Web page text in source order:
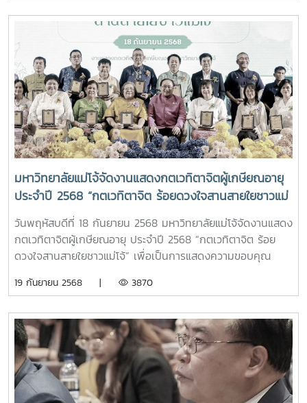
ทำงานด้วย AI: ขับเคลื่อนสู่อนาคตอัจฉริยะ” โดยได้รับเกียรติ
จาก ดร.พันธุ์เพิ่มศักดิ์ อารุณี ผู้ช่วยปลัดกระทรวง กระทรวงการ
อุดมศึกษา วิจัยและนวัตกรรม เป็นประธานกล่าวเปิดและปาฐกถา
พิเศษ หัวข้อ "Transforming Work with AI: Driving
Towards an Intelligent Future" หรือ “พลิกโฉมการทำงาน
ด้วย AI: ขับเคลื่อนสู่อนาคตอัจฉริยะ , รองศาสตราจารย์ ดร.วีระ
พล ทองมา อธิการบดีมหาวิทยาลัยแม่โจ้ กล่าวต้อนรับ และ นาย
เรวัต รัตนกาญจน์ ประธานที่ประชุมสภาข้าราชการ พนักงานและ
ลูกจ้าง มหาวิทยาลัยแห่งประเทศไทย (ปขมท.) กล่าวรายงาน
ณ สำนักบริการวิชาการ มหาวิทยาลัยเชียงใหม่ จังหวัดเชียงใหม่
ในโอกาสนี้ ก่อนเริ่มกิจกรรม ผู้เข้าร่วมประชุมได้ร่วมยืนสงบนิ่ง
เพื่อถวายความอาลัยแด่ สมเด็จพระนางเจ้าสิริกิติ์ พระบรม
ราชินีนาถ พระบรมราชชนนีพันปีหลวง พร้อมน้อมรำลึกในพระ
มหากรุณาธิคุณอันหาที่สุดมิได้ หลังจากนั้นได้ดำเนินกิจกรรมเปิด
การประชุมวิชาการ ครั้งที่ 13 ซึ่งในปีนี้มีผู้เข้าร่วมอบรมประกอบ
และเครือข่ายองค์กรปกครองส่วนท้องถิ่น จำนวน 179 คน เป็น
AI ที่ช่วยขับเคลื่อนงานสู่อนาคตอัจฉริยะ” และ“ทำงานฉลาดขึ้น
ด้วย AI” เพื่อให้ผู้เข้ารับการอบรมได้มีความเข้าใจเกี่ยวกับ
บทบาทของ AI ในการพัฒนาองค์กรและปรับปรุงกระบวนการ
ทำงาน ส่งเสริมการแลกเปลี่ยนความรู้ พัฒนาทักษะและความ
สามารถของบุคลากร โดยปัญญาประดิษฐ์ (AI) มีบทบาทสำคัญ
มหาวิทยาลัยแม่โจ้จัดงานแสดงกตเวทิตาจิตผู้เกษียณอายุ
ประจำปี 2568 “กตเวทิตาจิต ร้อยดวงใจสานสายใยชาวแม่
โจ้”
วันพฤหัสบดีที่ 18 กันยายน 2568 มหาวิทยาลัยแม่โจ้จัดงานแสดง
กตเวทิตาจิตผู้เกษียณอายุ ประจำปี 2568 “กตเวทิตาจิต ร้อย
ดวงใจสานสายใยชาวแม่โจ้” เพื่อเป็นการแสดงความขอบคุณ
ร่วมน้อมคารวะต่อผู้อาวุโสที่ครบวาระเกษียณอายุ ผู้สร้าง
ศาสตราจารย์ ดร.วีระพล ทองมา อธิการบดีมหาวิทยาลัยแม่โจ้
เป็นประธานในพิธี กล่าวขอบคุณและอวยพรแด่ผู้เกษียณอายุ
พร้อมมอบโล่ประกาศเกียรติคุณ โดยมีรองศาสตราจารย์ ดร.
เกรียงศักดิ์ ศรีเงินยวง รองอธิการบดี กล่าวรายงาน ซึ่งในปีนี้ มี
จำนวน 34 ท่าน แบ่งเป็น ข้าราชการ จำนวน 3 ราย 1.รอง
19 กันยายน 2568 | 3870